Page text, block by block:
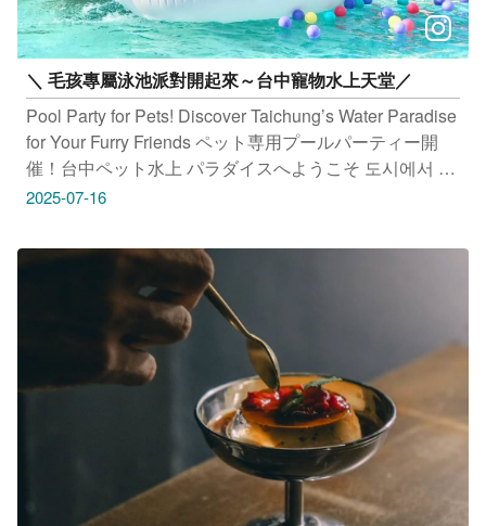
＼ 毛孩專屬泳池派對開起來～台中寵物水上天堂／
Pool Party for Pets! Discover Taichung’s Water Paradise
for Your Furry Friends ペット専用プールパーティー開
催！台中ペット水上 パラダイスへようこそ 도시에서 배
우는 건축 언어 타이중에서 놓칠 수 없는 6개 건축 작품 #
3樓 #帕比樂寵物旅館 地址：台中市北屯區柳陽西街118
號 #啵比星球 地址：台中市北屯區東山路二段151之2號
感謝 @patskitchen959提、@puppy.love0801、
@hioneworld供授權美照 只要Tag@taichungtravels 就有
機會讓你的美照在大玩台中FB、IG、微博及臺中觀光旅
遊網上曝光喔！ #taichungtravels #travel #scenery
#Landscape #taiwan #taichung #discovertaichung #여
행 #풍경 #観光 #旅行 #風景 #台中 #大玩台中 #台中景點
#打卡景點 #台中風景 #台中旅遊
2025-07-16